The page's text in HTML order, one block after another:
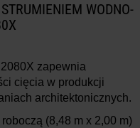
WODNO-
zapewnia
cięcia w produkcji
architektonicznych.
(8,48 m x 2,00 m)